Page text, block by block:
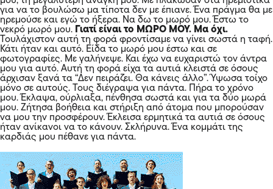
για να το βουλώσω μα τίποτα δεν με έπιανε. Ένα πράγμα θα με
ηρεμούσε και εγώ το ήξερα. Να δω το μωρό μου. Έστω το
νεκρό μωρό μου. Γιατί είναι το ΜΩΡΟ ΜΟΥ. Μα όχι.
Τουλάχιστον αυτή τη φορά φροντίσαμε να γίνει σωστά η ταφή.
Κάτι ήταν και αυτό. Είδα το μωρό μου έστω και σε
φωτογραφίες. Με γαλήνεψε. Και έχω να ευχαριστώ τον άντρα
μου για αυτό. Αυτή τη φορά είχα τα αυτιά κλειστά σε όσους
άρχισαν ξανά τα “Δεν πειράζει. Θα κάνεις άλλο”. Ύψωσα τοίχο
μόνο σε αυτούς. Τους διέγραψα για πάντα. Πήρα το χρόνο
μου. Έκλαψα, ούρλιαξα, πένθησα σωστά και για τα δύο μωρά
μου. Ζήτησα βοήθεια και στήριξη από άτομα που μπορούσαν
να μου την προσφέρουν. Έκλεισα ερμητικά τα αυτιά σε όσους
ήταν ανίκανοι να το κάνουν. Σκλήρυνα. Ένα κομμάτι της
καρδιάς μου πέθανε για πάντα.